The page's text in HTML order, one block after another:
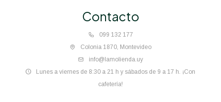
Contacto
099 132 177
Colonia 1870, Montevideo
info@lamolienda.uy
Lunes a viernes de 8:30 a 21 h y sábados de 9 a 17 h. ¡Con
cafetería!